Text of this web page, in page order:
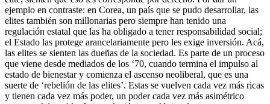
ejemplo en contraste: en Corea, un país que se pudo desarrollar, las
elites también son millonarias pero siempre han tenido una
regulación estatal que las ha obligado a tener responsabilidad social;
el Estado las protege arancelariamente pero les exige inversión. Acá,
las elites se sienten las dueñas de la sociedad. Es parte de un proceso
que viene desde mediados de los ‘70, cuando termina el impulso al
estado de bienestar y comienza el ascenso neoliberal, que es una
suerte de ‘rebelión de las elites’. Estas se vuelven cada vez más ricas
y tienen cada vez más poder, un poder cada vez más asimétrico